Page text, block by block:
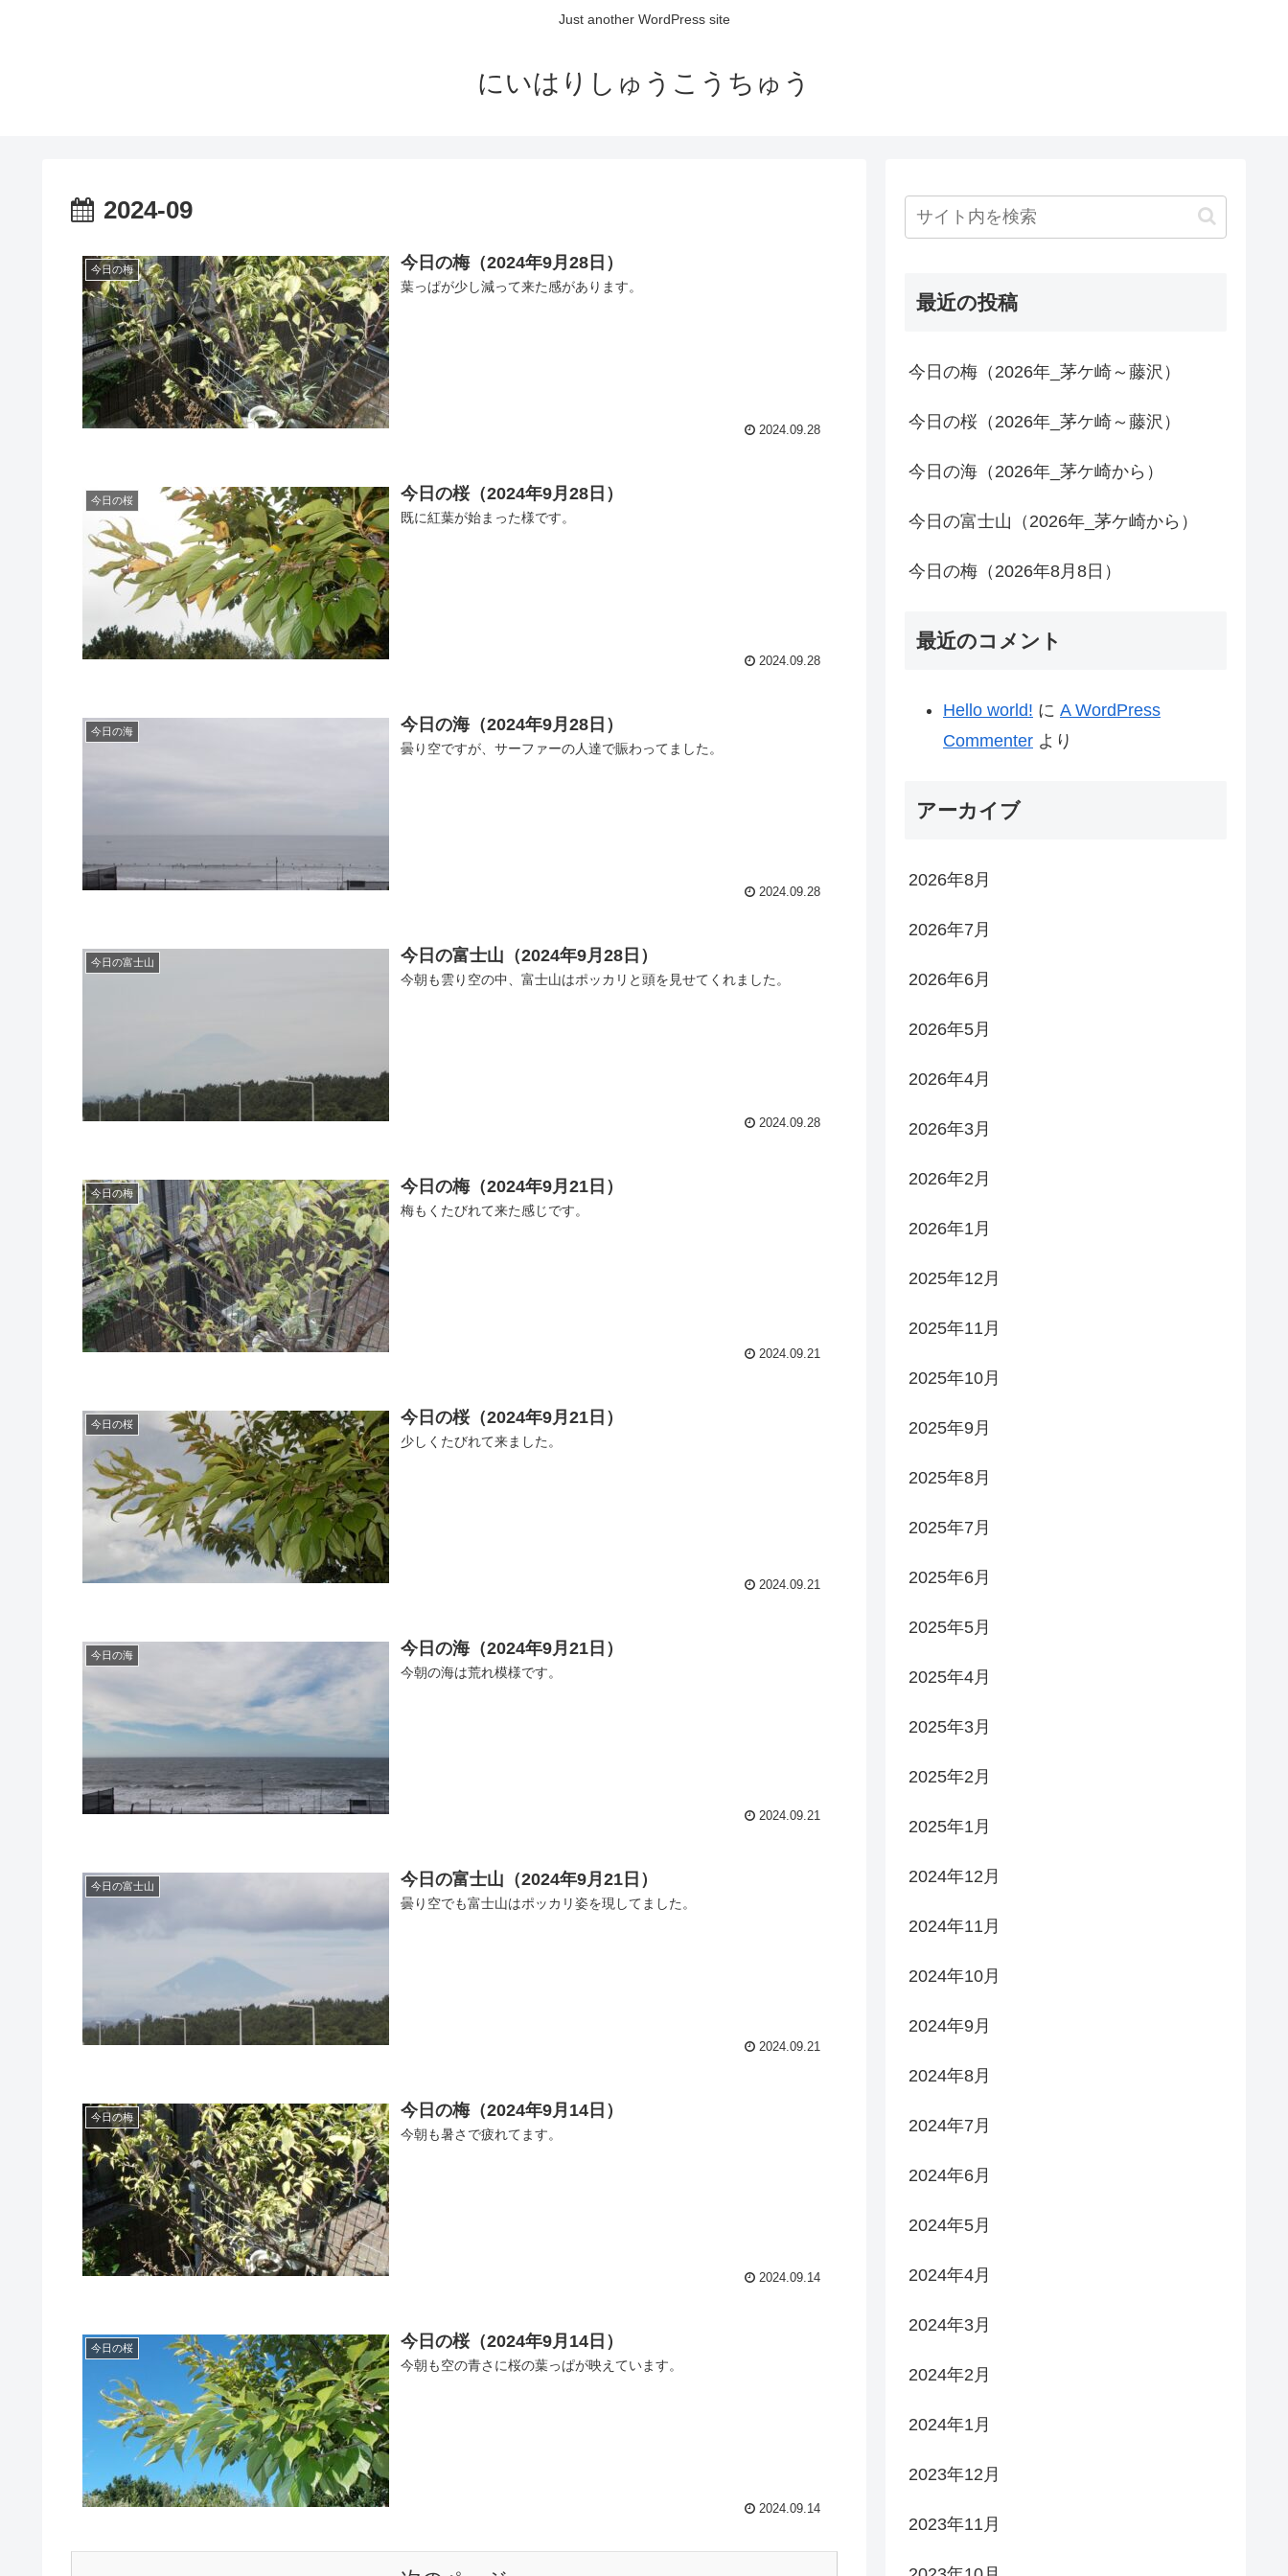
Just another WordPress site
にいはりしゅうこうちゅう
2024-09
今日の梅 今日の梅（2024年9月28日）
葉っぱが少し減って来た感があります。
2024.09.28
今日の桜 今日の桜（2024年9月28日）
既に紅葉が始まった様です。
2024.09.28
今日の海 今日の海（2024年9月28日）
曇り空ですが、サーファーの人達で賑わってました。
2024.09.28
今日の富士山 今日の富士山（2024年9月28日）
今朝も雲り空の中、富士山はポッカリと頭を見せてくれました。
2024.09.28
今日の梅 今日の梅（2024年9月21日）
梅もくたびれて来た感じです。
2024.09.21
今日の桜 今日の桜（2024年9月21日）
少しくたびれて来ました。
2024.09.21
今日の海 今日の海（2024年9月21日）
今朝の海は荒れ模様です。
2024.09.21
今日の富士山 今日の富士山（2024年9月21日）
曇り空でも富士山はポッカリ姿を現してました。
2024.09.21
今日の梅 今日の梅（2024年9月14日）
今朝も暑さで疲れてます。
2024.09.14
今日の桜 今日の桜（2024年9月14日）
今朝も空の青さに桜の葉っぱが映えています。
2024.09.14
最近の投稿
今日の梅（2026年_茅ケ崎～藤沢）
今日の桜（2026年_茅ケ崎～藤沢）
今日の海（2026年_茅ケ崎から）
今日の富士山（2026年_茅ケ崎から）
今日の梅（2026年8月8日）
最近のコメント
Hello world! に A WordPress
Commenter より
アーカイブ
2026年8月
2026年7月
2026年6月
2026年5月
2026年4月
2026年3月
2026年2月
2026年1月
2025年12月
2025年11月
2025年10月
2025年9月
2025年8月
2025年7月
2025年6月
2025年5月
2025年4月
2025年3月
2025年2月
2025年1月
2024年12月
2024年11月
2024年10月
2024年9月
2024年8月
2024年7月
2024年6月
2024年5月
2024年4月
2024年3月
2024年2月
2024年1月
2023年12月
2023年11月